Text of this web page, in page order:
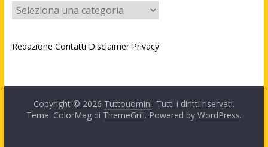
Categorie
Redazione Contatti Disclaimer Privacy
Copyright © 2026 Tuttouomini. Tutti i diritti riservati.
Tema: ColorMag di ThemeGrill. Powered by WordPress.